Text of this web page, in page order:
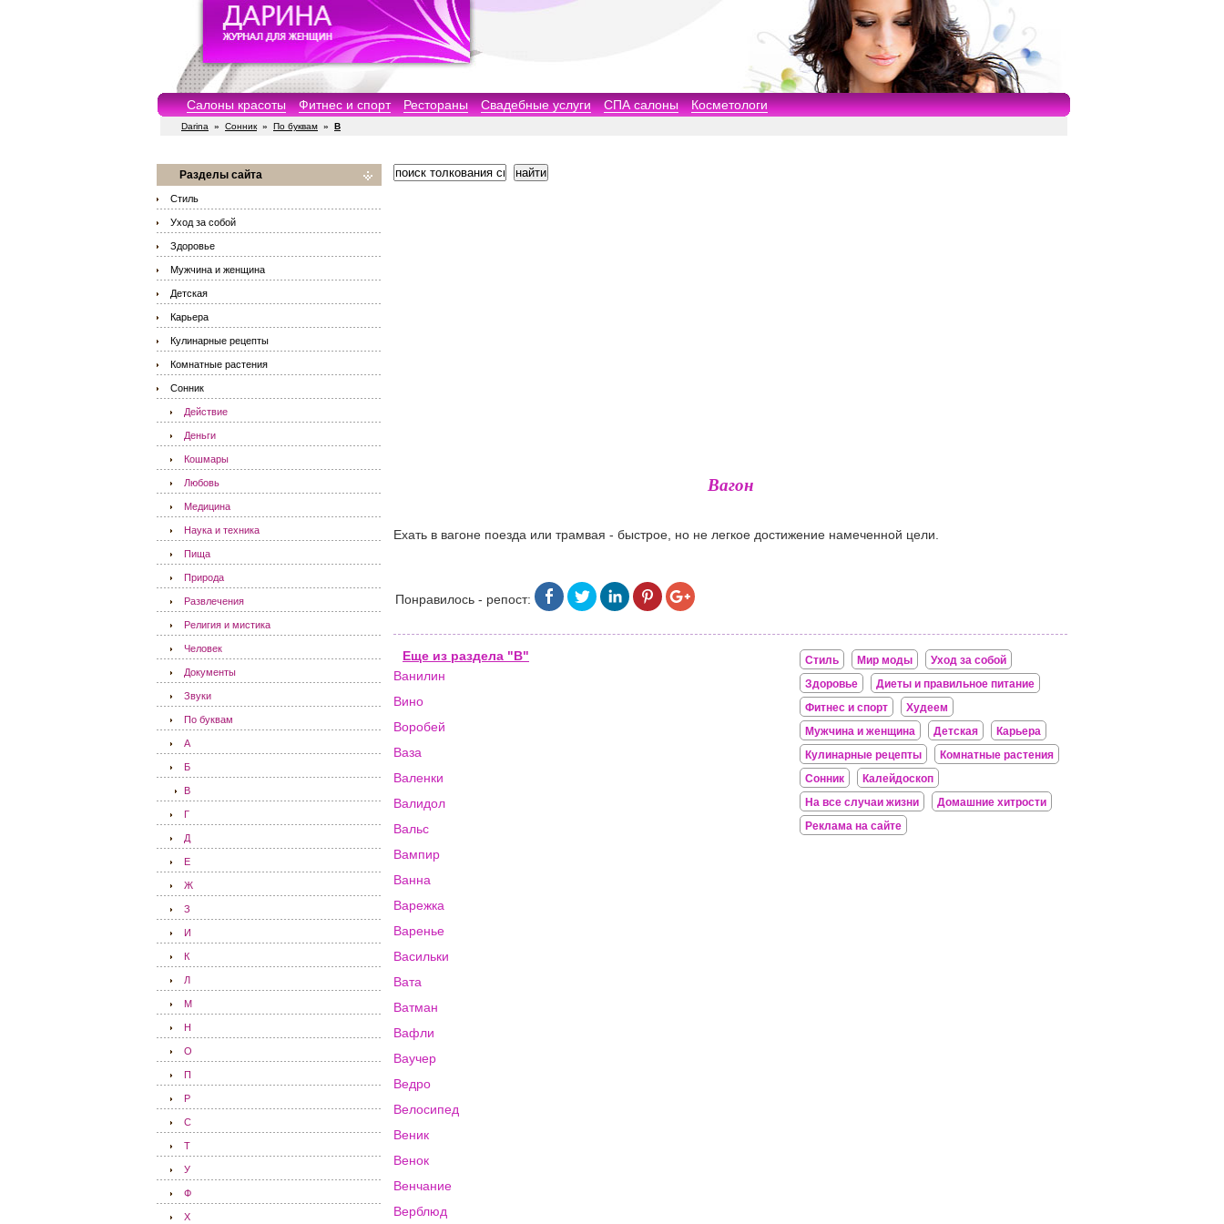
Салоны красоты Фитнес и спорт Рестораны Свадебные услуги СПА салоны Косметологи
Darina » Сонник » По буквам » В
Разделы сайта
Стиль
Уход за собой
Здоровье
Мужчина и женщина
Детская
Карьера
Кулинарные рецепты
Комнатные растения
Сонник
Действие
Деньги
Кошмары
Любовь
Медицина
Наука и техника
Пища
Природа
Развлечения
Религия и мистика
Человек
Документы
Звуки
По буквам
А
Б
В
Г
Д
Е
Ж
З
И
К
Л
М
Н
О
П
Р
С
Т
У
Ф
Х
Вагон
Ехать в вагоне поезда или трамвая - быстрое, но не легкое достижение намеченной цели.
Понравилось - репост:
Еще из раздела "В"
Ванилин
Вино
Воробей
Ваза
Валенки
Валидол
Вальс
Вампир
Ванна
Варежка
Варенье
Васильки
Вата
Ватман
Вафли
Ваучер
Ведро
Велосипед
Веник
Венок
Венчание
Верблюд
Стиль Мир моды
Уход за собой
Здоровье
Диеты и правильное питание
Фитнес и спорт
Худеем
Мужчина и женщина
Детская
Карьера
Кулинарные рецепты
Комнатные растения
Сонник
Калейдоскоп
На все случаи жизни
Домашние хитрости
Реклама на сайте